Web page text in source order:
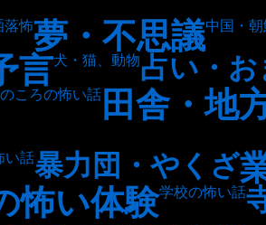
落怖夢・不思議中国・朝
言犬・猫、動物占い・
ころの怖い話 田舎・地
い話暴力団・やくざ
怖い体験学校の怖い話